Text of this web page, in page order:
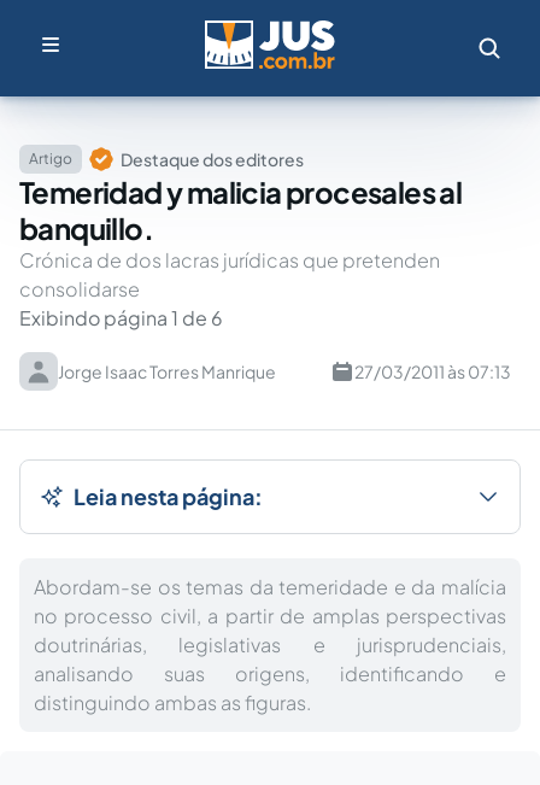
Artigo Destaque dos editores
Temeridad y malicia procesales al
banquillo.
Crónica de dos lacras jurídicas que pretenden
consolidarse
Exibindo página 1 de 6
Jorge Isaac Torres Manrique 27/03/2011 às 07:13
Leia nesta página:
Abordam-se os temas da temeridade e da malícia
no processo civil, a partir de amplas perspectivas
doutrinárias, legislativas e jurisprudenciais,
analisando suas origens, identificando e
distinguindo ambas as figuras.